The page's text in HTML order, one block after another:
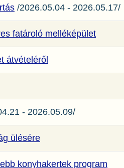
/2026.05.04 - 2026.05.17/
fatároló melléképület
átvételéről
- 2026.05.09/
ülésére
konyhakertek program